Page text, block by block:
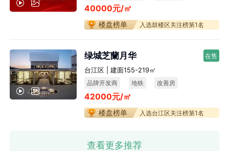
不限购
40000元/㎡
楼盘榜单 入选鼓楼区关注榜第1名
绿城芝蘭月华 在售
台江区 | 建面155-219㎡
品牌开发商 地铁
改善房
宜居生态
42000元/㎡
楼盘榜单 入选台江区关注榜第1名
查看更多推荐